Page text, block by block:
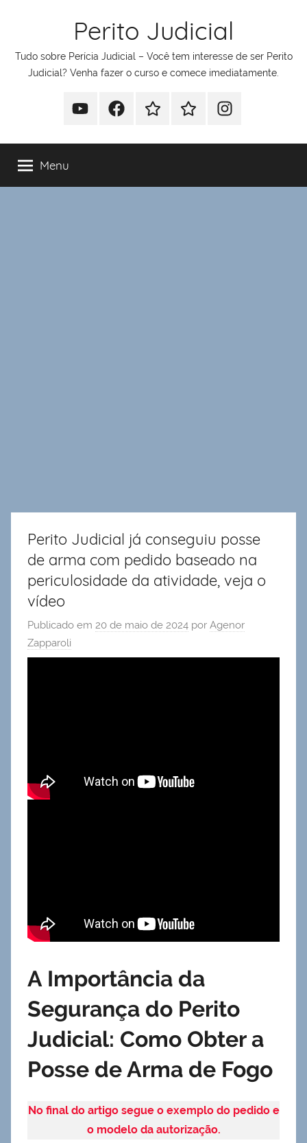
conteúdo
Perito Judicial
Tudo sobre Perícia Judicial – Você tem interesse de ser Perito
Judicial? Venha fazer o curso e comece imediatamente.
YoutubeFacebookWhatsappTelegramInstagram
Menu
Perito Judicial já conseguiu posse
de arma com pedido baseado na
periculosidade da atividade, veja o
vídeo
Publicado em 20 de maio de 2024 por Agenor
Zapparoli
A Importância da
Segurança do Perito
Judicial: Como Obter a
Posse de Arma de Fogo
No final do artigo segue o exemplo do pedido e
o modelo da autorização.